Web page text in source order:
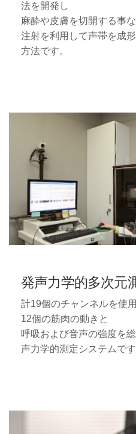
法を開発し
麻酔や皮膚を切開する事な
注射を利用して声帯を成
方法です。
発声力学的多次元
計19個のチャンネルを使
12個の筋肉の動きと
呼吸および音声の強度を
声力学的測定システムです